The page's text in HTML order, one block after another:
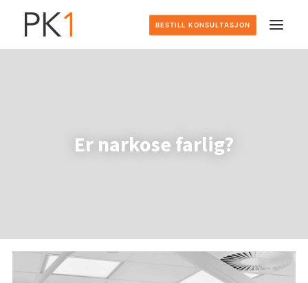
BESTILL KONSULTASJON
OM OSS
KONTAKT
Er narkose farlig?